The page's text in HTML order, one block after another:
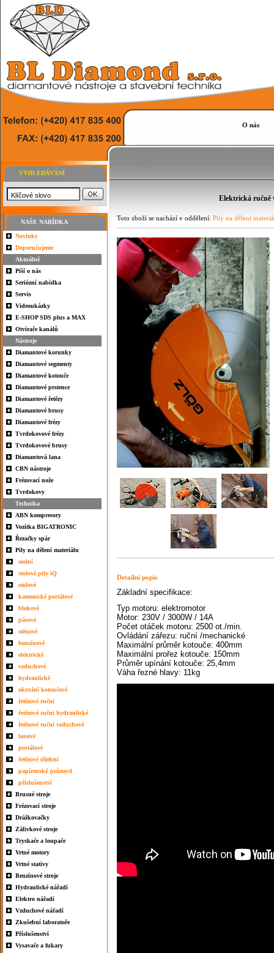
O nás
VYHLEDÁVÁNÍ
NAŠE NABÍDKA
Novinky
Doporučujeme
Aktuálně
Píší o nás
Seriózní nabídka
Servis
Videoukázky
E-SHOP SDS plus a MAX
Otvírače kanálů
Nástroje
Diamantové korunky
Diamantové segmenty
Diamantové kotouče
Diamantové prstence
Diamantové řetězy
Diamantové brusy
Diamantové frézy
Tvrdokovové frézy
Tvrdokovové brusy
Diamantová lana
CBN nástroje
Frézovací nože
Tvrdokovy
Technika
ABN kompresory
Vozítka BIGATRONIC
Řezačky spár
Pily na dělení materiálu
stolní
stolové pily iQ
stolové
kamenické portálové
blokové
pásové
stěnové
benzínové
elektrické
vzduchové
hydraulické
okružní kotoučové
řetězové ruční
řetězové ruční hydraulické
řetězové ruční vzduchové
lanové
portálové
řetězové těžební
papírenský průmysl
příslušenství
Brusné stroje
Frézovací stroje
Drážkovačky
Zálivkové stroje
Tryskače a loupače
Vrtné motory
Vrtné stativy
Benzínové stroje
Hydraulické nářadí
Elektro nářadí
Vzduchové nářadí
Zkušební laboratoře
Příslušenství
Vysavače a fukary
Elektrická ručně
Toto zboží se nachází v oddělení: Pily na dělení
Detailní popis
Základní specifikace:
Typ motoru: elektromotor
Motor: 230V / 3000W / 14A
Počet otáček motoru: 2500 ot./min.
Ovládání zářezu: ruční /mechanické
Maximální průměr kotouče: 400mm
Maximální prořez kotouče: 150mm
Průměr upínání kotouče: 25,4mm
Váha řezné hlavy: 11kg